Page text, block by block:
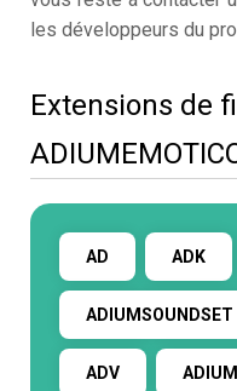
les développeurs du
Extensions de
AD ADK
ADIUMSOUNDSET
ADV